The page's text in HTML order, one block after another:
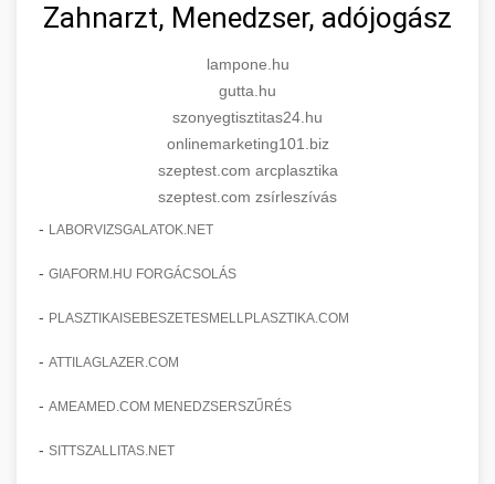
Zahnarzt, Menedzser, adójogász
lampone.hu
gutta.hu
szonyegtisztitas24.hu
onlinemarketing101.biz
szeptest.com arcplasztika
szeptest.com zsírleszívás
- LABORVIZSGALATOK.NET
- GIAFORM.HU FORGÁCSOLÁS
- PLASZTIKAISEBESZETESMELLPLASZTIKA.COM
- ATTILAGLAZER.COM
- AMEAMED.COM MENEDZSERSZŰRÉS
- SITTSZALLITAS.NET